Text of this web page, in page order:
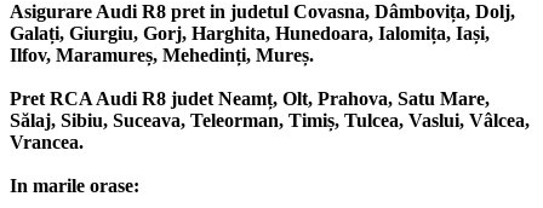
Asigurare Audi R8 pret in judetul Covasna, Dâmbovița, Dolj,
Galați, Giurgiu, Gorj, Harghita, Hunedoara, Ialomița, Iași,
Ilfov, Maramureș, Mehedinți, Mureș.
Pret RCA Audi R8 judet Neamț, Olt, Prahova, Satu Mare,
Sălaj, Sibiu, Suceava, Teleorman, Timiș, Tulcea, Vaslui, Vâlcea,
Vrancea.
In marile orase: